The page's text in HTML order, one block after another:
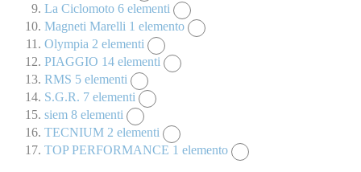
La Ciclomoto 6 elementi
Magneti Marelli 1 elemento
Olympia 2 elementi
PIAGGIO 14 elementi
RMS 5 elementi
S.G.R. 7 elementi
siem 8 elementi
TECNIUM 2 elementi
TOP PERFORMANCE 1 elemento